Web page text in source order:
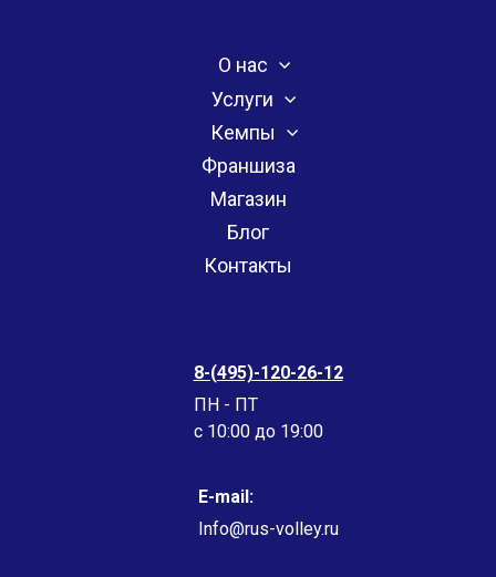
О нас
Услуги
Кемпы
Франшиза
Магазин
Блог
Контакты
8-(495)-120-26-12
ПН - ПТ
c 10:00 до 19:00
E-mail:
Info@rus-volley.ru